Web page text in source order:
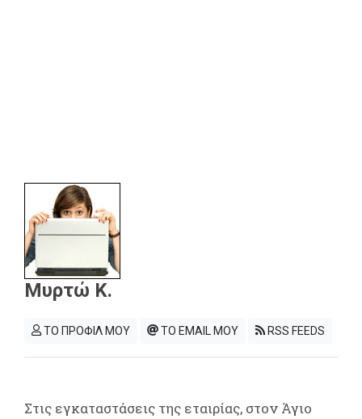
Μυρτώ Κ.
ΤΟ ΠΡΟΦΙΛ ΜΟΥ ΤΟ EMAIL ΜΟΥ RSS FEEDS
Στις εγκαταστάσεις της εταιρίας, στον Άγιο